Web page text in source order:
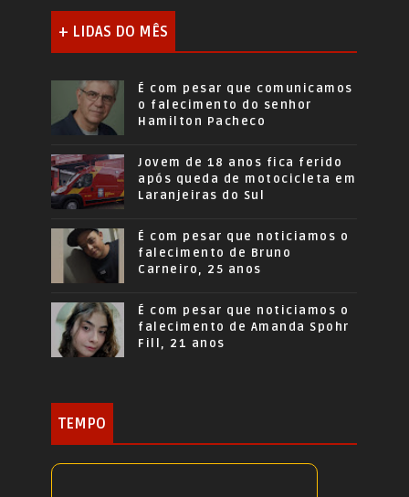
+ LIDAS DO MÊS
É com pesar que comunicamos
o falecimento do senhor
Hamilton Pacheco
Jovem de 18 anos fica ferido
após queda de motocicleta em
Laranjeiras do Sul
É com pesar que noticiamos o
falecimento de Bruno
Carneiro, 25 anos
É com pesar que noticiamos o
falecimento de Amanda Spohr
Fill, 21 anos
TEMPO